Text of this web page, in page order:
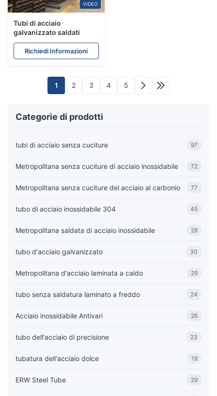
VIDEO
Tubi di acciaio
galvanizzato saldati
Richiedi Informazioni
1 2 3 4 5
Categorie di prodotti
tubi di acciaio senza cuciture 97
Metropolitana senza cuciture di acciaio inossidabile 72
Metropolitana senza cuciture del acciaio al carbonio 77
tubo di acciaio inossidabile 304 45
Metropolitana saldata di acciaio inossidabile 28
tubo d'acciaio galvanizzato 30
Metropolitana d'acciaio laminata a caldo 29
tubo senza saldatura laminato a freddo 24
Acciaio inossidabile Antivari 26
tubo dell'acciaio di precisione 23
tubatura dell'acciaio dolce 19
ERW Steel Tube 29